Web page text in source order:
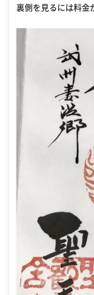
裏側を見るには料金